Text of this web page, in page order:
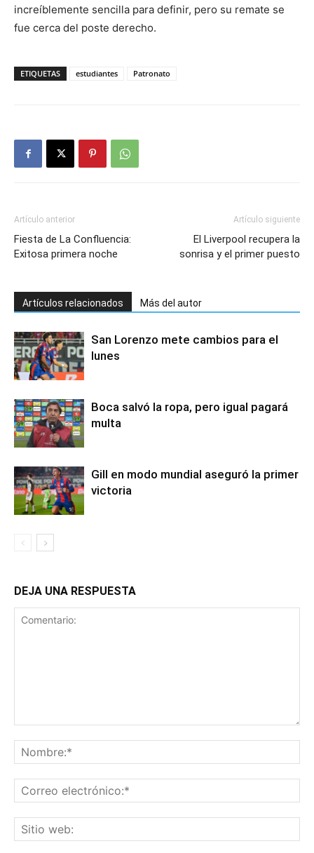
increíblemente sencilla para definir, pero su remate se
fue cerca del poste derecho.
ETIQUETAS estudiantes Patronato
Artículo anterior
Fiesta de La Confluencia:
Exitosa primera noche
Artículo siguiente
El Liverpool recupera la
sonrisa y el primer puesto
Artículos relacionados Más del autor
San Lorenzo mete cambios para el
lunes
Boca salvó la ropa, pero igual pagará
multa
Gill en modo mundial aseguró la primer
victoria
DEJA UNA RESPUESTA